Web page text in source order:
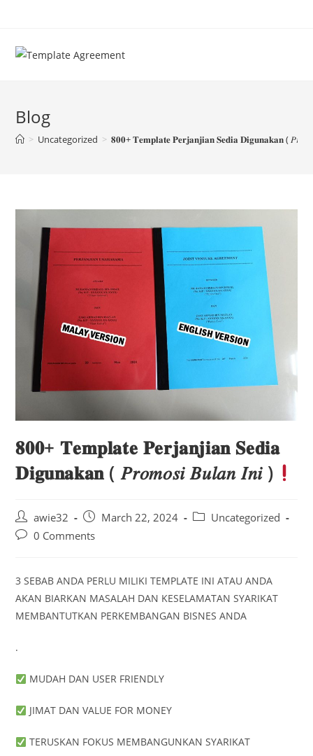
content
Blog
> Uncategorized > 𝟖𝟎𝟎+ 𝐓𝐞𝐦𝐩𝐥𝐚𝐭𝐞 𝐏𝐞𝐫𝐣𝐚𝐧𝐣𝐢𝐚𝐧 𝐒𝐞𝐝𝐢𝐚 𝐃𝐢𝐠𝐮𝐧𝐚𝐤𝐚𝐧 (
𝟖𝟎𝟎+ 𝐓𝐞𝐦𝐩𝐥𝐚𝐭𝐞 𝐏𝐞𝐫𝐣𝐚𝐧𝐣𝐢𝐚𝐧 𝐒𝐞𝐝𝐢𝐚
𝐃𝐢𝐠𝐮𝐧𝐚𝐤𝐚𝐧 ( 𝑃𝑟𝑜𝑚𝑜𝑠𝑖 𝐵𝑢𝑙𝑎𝑛 𝐼𝑛𝑖 )
Post
author:
awie32
Post
published:
March 22, 2024
PostUncategorized
Post0 Comments
3 SEBAB ANDA PERLU MILIKI TEMPLATE INI ATAU ANDA
AKAN BIARKAN MASALAH DAN KESELAMATAN SYARIKAT
MEMBANTUTKAN PERKEMBANGAN BISNES ANDA
.
MUDAH DAN USER FRIENDLY
JIMAT DAN VALUE FOR MONEY
TERUSKAN FOKUS MEMBANGUNKAN SYARIKAT